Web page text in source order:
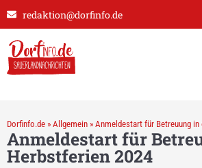
redaktion@dorfinfo.de
Dorfinfo.de » Allgemein » Anmeldestart für Betreuung in
Anmeldestart für
Herbstferien 2024